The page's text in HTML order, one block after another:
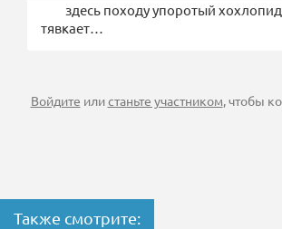
здесь походу упоротый
тявкает…
Войдите илистаньте участником, чтобы
Также смотрите: